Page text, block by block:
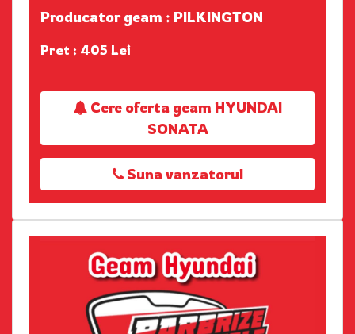
Producator geam : PILKINGTON
Pret : 405 Lei
Cere oferta geam HYUNDAI
SONATA
Suna vanzatorul